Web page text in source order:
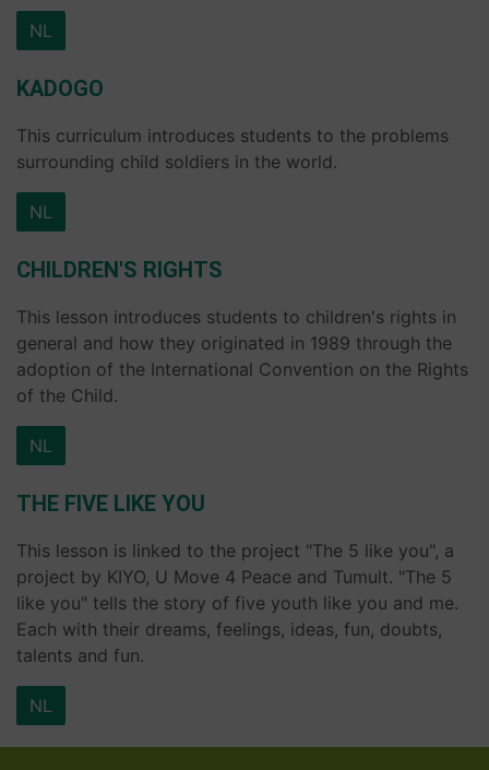
NL
KADOGO
This curriculum introduces students to the problems
surrounding child soldiers in the world.
NL
CHILDREN'S RIGHTS
This lesson introduces students to children's rights in
general and how they originated in 1989 through the
adoption of the International Convention on the Rights
of the Child.
NL
THE FIVE LIKE YOU
This lesson is linked to the project "The 5 like you", a
project by KIYO, U Move 4 Peace and Tumult. "The 5
like you" tells the story of five youth like you and me.
Each with their dreams, feelings, ideas, fun, doubts,
talents and fun.
NL